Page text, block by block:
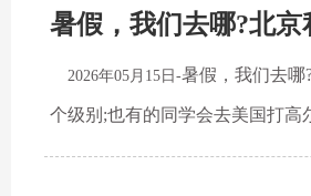
暑假，我们去哪?北
2026年05月15日-暑假，我们去
个级别;也有的同学会去美国打